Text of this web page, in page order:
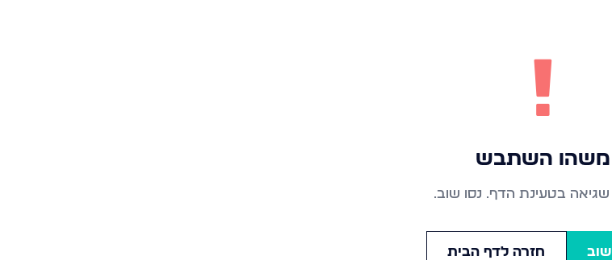
!
משהו השתבש
בטעינת הדף. נסו שוב.
חזרה לדף הבית